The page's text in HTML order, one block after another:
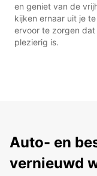
en geniet van de
kijken ernaar uit je
ervoor te zorgen dat
plezierig is.
Auto- en
vernieuwd